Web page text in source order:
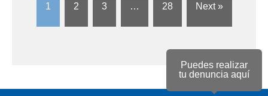
Puedes realizar
tu denuncia aquí
1 2 3 … 28 Next »